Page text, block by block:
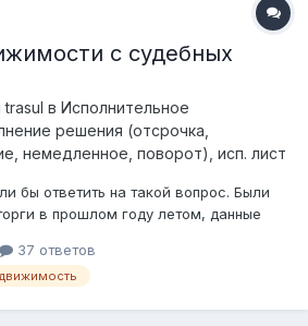
с судебных
trasul в Исполнительное
решения (отсрочка,
немедленное, поворот), исп. лист
бы ответить на такой вопрос. Были
в прошлом году летом, данные
куплено, и на нем стояли
которые снимались почти полгода,
37 ответов